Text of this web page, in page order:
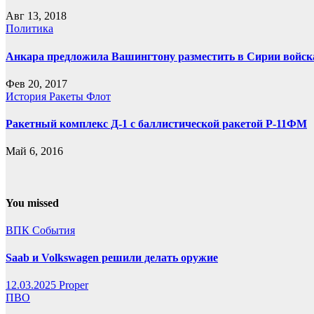
Авг 13, 2018
Политика
Анкара предложила Вашингтону разместить в Сирии
Фев 20, 2017
История Ракеты Флот
Ракетный комплекс Д-1 с баллистической ракетой Р-11ФМ
Май 6, 2016
You missed
ВПК События
Saab и Volkswagen решили делать оружие
12.03.2025 Proper
ПВО